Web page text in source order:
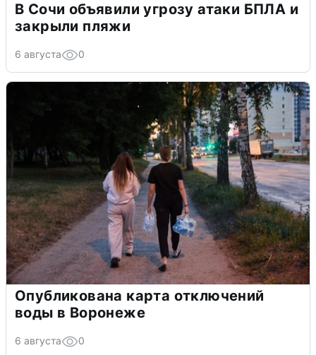
В Сочи объявили угрозу атаки БПЛА и
закрыли пляжи
6 августа 0
Опубликована карта отключений
воды в Воронеже
6 августа 0